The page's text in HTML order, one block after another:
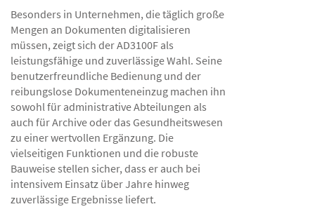
Besonders in Unternehmen, die täglich große
Mengen an Dokumenten digitalisieren
müssen, zeigt sich der AD3100F als
leistungsfähige und zuverlässige Wahl. Seine
benutzerfreundliche Bedienung und der
reibungslose Dokumenteneinzug machen ihn
sowohl für administrative Abteilungen als
auch für Archive oder das Gesundheitswesen
zu einer wertvollen Ergänzung. Die
vielseitigen Funktionen und die robuste
Bauweise stellen sicher, dass er auch bei
intensivem Einsatz über Jahre hinweg
zuverlässige Ergebnisse liefert.